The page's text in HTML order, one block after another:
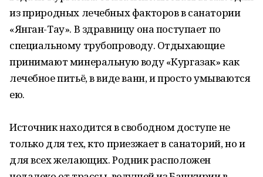
из природных лечебных факторов в санатории
«Янган-Тау». В здравницу она поступает по
специальному трубопроводу. Отдыхающие
принимают минеральную воду «Кургазак» как
лечебное питьё, в виде ванн, и просто умываются
ею.
Источник находится в свободном доступе не
только для тех, кто приезжает в санаторий, но и
для всех желающих. Родник расположен